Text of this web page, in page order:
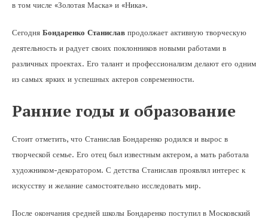
в том числе «Золотая Маска» и «Ника».
Сегодня Бондаренко Станислав продолжает активную творческую
деятельность и радует своих поклонников новыми работами в
различных проектах. Его талант и профессионализм делают его одним
из самых ярких и успешных актеров современности.
Ранние годы и образование
Стоит отметить, что Станислав Бондаренко родился и вырос в
творческой семье. Его отец был известным актером, а мать работала
художником-декоратором. С детства Станислав проявлял интерес к
искусству и желание самостоятельно исследовать мир.
После окончания средней школы Бондаренко поступил в Московский